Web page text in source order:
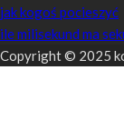
jak kogoś pocieszyć
ile milisekund ma
Copyright © 2025